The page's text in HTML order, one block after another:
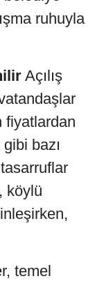
ruhuyla
Açılış
fiyatlardan
bazı
köylü
temel